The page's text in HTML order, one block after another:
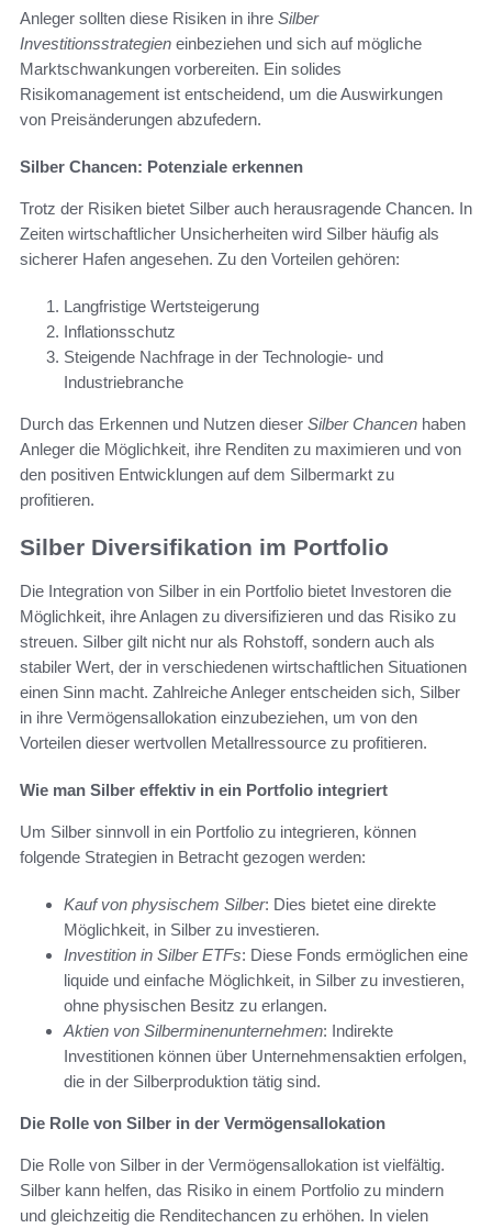
Anleger sollten diese Risiken in ihre Silber
Investitionsstrategien einbeziehen und sich auf mögliche
Marktschwankungen vorbereiten. Ein solides
Risikomanagement ist entscheidend, um die Auswirkungen
von Preisänderungen abzufedern.
Silber Chancen: Potenziale erkennen
Trotz der Risiken bietet Silber auch herausragende Chancen. In
Zeiten wirtschaftlicher Unsicherheiten wird Silber häufig als
sicherer Hafen angesehen. Zu den Vorteilen gehören:
Langfristige Wertsteigerung
Inflationsschutz
Steigende Nachfrage in der Technologie- und
Industriebranche
Durch das Erkennen und Nutzen dieser Silber Chancen haben
Anleger die Möglichkeit, ihre Renditen zu maximieren und von
den positiven Entwicklungen auf dem Silbermarkt zu
profitieren.
Silber Diversifikation im Portfolio
Die Integration von Silber in ein Portfolio bietet Investoren die
Möglichkeit, ihre Anlagen zu diversifizieren und das Risiko zu
streuen. Silber gilt nicht nur als Rohstoff, sondern auch als
stabiler Wert, der in verschiedenen wirtschaftlichen Situationen
einen Sinn macht. Zahlreiche Anleger entscheiden sich, Silber
in ihre Vermögensallokation einzubeziehen, um von den
Vorteilen dieser wertvollen Metallressource zu profitieren.
Wie man Silber effektiv in ein Portfolio integriert
Um Silber sinnvoll in ein Portfolio zu integrieren, können
folgende Strategien in Betracht gezogen werden:
Kauf von physischem Silber: Dies bietet eine direkte
Möglichkeit, in Silber zu investieren.
Investition in Silber ETFs: Diese Fonds ermöglichen eine
liquide und einfache Möglichkeit, in Silber zu investieren,
ohne physischen Besitz zu erlangen.
Aktien von Silberminenunternehmen: Indirekte
Investitionen können über Unternehmensaktien erfolgen,
die in der Silberproduktion tätig sind.
Die Rolle von Silber in der Vermögensallokation
Die Rolle von Silber in der Vermögensallokation ist vielfältig.
Silber kann helfen, das Risiko in einem Portfolio zu mindern
und gleichzeitig die Renditechancen zu erhöhen. In vielen